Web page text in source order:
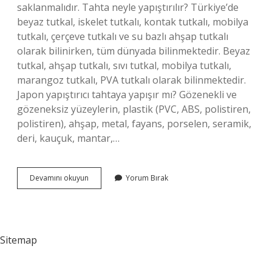
saklanmalıdır. Tahta neyle yapıştırılır? Türkiye’de
beyaz tutkal, iskelet tutkalı, kontak tutkalı, mobilya
tutkalı, çerçeve tutkalı ve su bazlı ahşap tutkalı
olarak bilinirken, tüm dünyada bilinmektedir. Beyaz
tutkal, ahşap tutkalı, sıvı tutkal, mobilya tutkalı,
marangoz tutkalı, PVA tutkalı olarak bilinmektedir.
Japon yapıştırıcı tahtaya yapışır mı? Gözenekli ve
gözeneksiz yüzeylerin, plastik (PVC, ABS, polistiren,
polistiren), ahşap, metal, fayans, porselen, seramik,
deri, kauçuk, mantar,…
Devamını okuyun
Tahtayı
Yorum Bırak
Sitemap